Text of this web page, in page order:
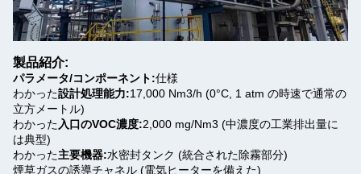
製品紹介:
パラメータ/コンポーネント:仕様
わかった設計処理能力:17,000 Nm3/h (0°C, 1 atm の時速で通常の
立方メートル)
わかった 入口のVOC濃度:2,000 mg/Nm3 (中濃度の工業排出量に
は典型)
わかった主要機器:水密封タンク (統合された除霧部分)
煙草ガスの誘導チャネル (電気ヒーターを備えた)